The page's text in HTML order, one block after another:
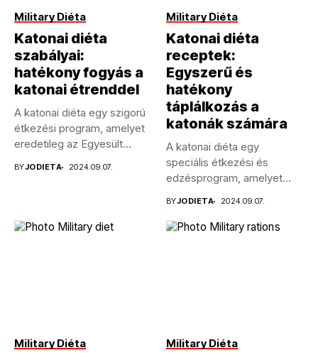
Military Diéta
Katonai diéta
szabályai:
hatékony fogyás a
katonai étrenddel
A katonai diéta egy szigorú
étkezési program, amelyet
eredetileg az Egyesült
BYJODIETA 2024.09.07.
Military Diéta
Katonai diéta
receptek:
Egyszerű és
hatékony
táplálkozás a
katonák számára
A katonai diéta egy
speciális étkezési és
edzésprogram, amelyet
BYJODIETA 2024.09.07.
Military Diéta Military Diéta